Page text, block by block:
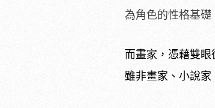
為角色的性格基礎
而畫家，憑藉雙
雖非畫家、小說